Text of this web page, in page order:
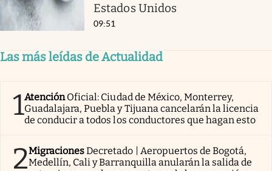
Estados Unidos
09:51
Las más leídas de Actualidad
1AtenciónOficial: Ciudad de México, Monterrey,
Guadalajara, Puebla y Tijuana cancelarán la licencia
de conducir a todos los conductores que hagan esto
2MigracionesDecretado | Aeropuertos de Bogotá,
Medellín, Cali y Barranquilla anularán la salida de